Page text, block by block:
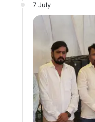
7 July